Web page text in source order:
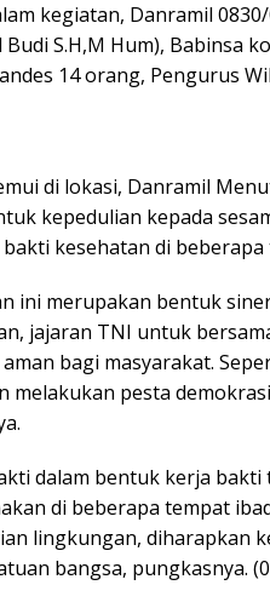
kegiatan, Danramil
Budi S.H,M Hum), Babinsa
14 orang, Pengurus
di lokasi, Danramil
kepedulian kepada
kesehatan di beberapa
ini merupakan bentuk
jajaran TNI untuk
bagi masyarakat.
melakukan pesta
dalam bentuk kerja
di beberapa tempat
lingkungan, diharapkan
bangsa, pungkasnya.